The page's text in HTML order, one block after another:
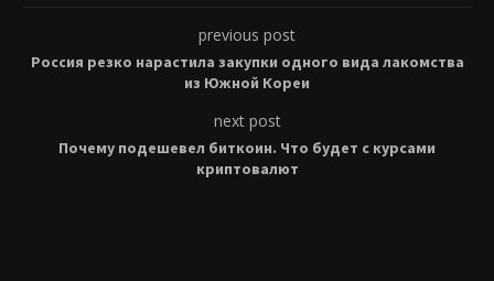
previous post
Россия резко нарастила закупки одного вида лакомства
из Южной Кореи
next post
Почему подешевел биткоин. Что будет с курсами
криптовалют